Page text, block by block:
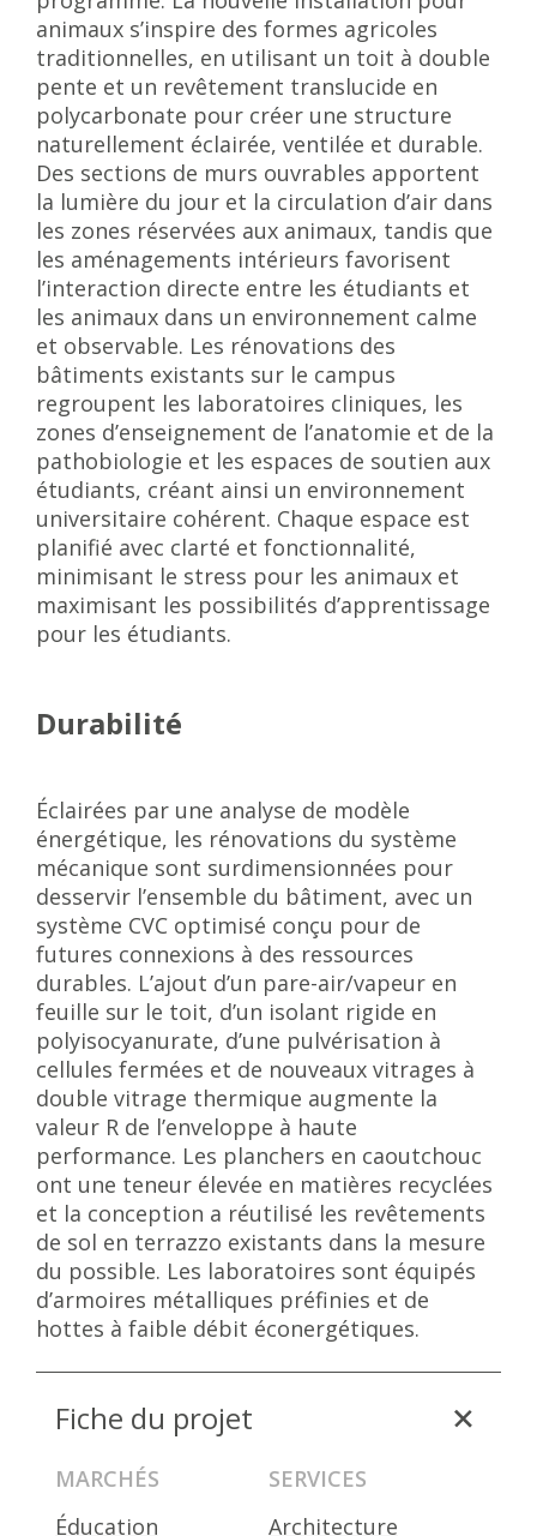
animaux s’inspire des formes agricoles
traditionnelles, en utilisant un toit à double
pente et un revêtement translucide en
polycarbonate pour créer une structure
naturellement éclairée, ventilée et durable.
Des sections de murs ouvrables apportent
la lumière du jour et la circulation d’air dans
les zones réservées aux animaux, tandis que
les aménagements intérieurs favorisent
l’interaction directe entre les étudiants et
les animaux dans un environnement calme
et observable. Les rénovations des
bâtiments existants sur le campus
regroupent les laboratoires cliniques, les
zones d’enseignement de l’anatomie et de la
pathobiologie et les espaces de soutien aux
étudiants, créant ainsi un environnement
universitaire cohérent. Chaque espace est
planifié avec clarté et fonctionnalité,
minimisant le stress pour les animaux et
maximisant les possibilités d’apprentissage
pour les étudiants.
Durabilité
Éclairées par une analyse de modèle
énergétique, les rénovations du système
mécanique sont surdimensionnées pour
desservir l’ensemble du bâtiment, avec un
système CVC optimisé conçu pour de
futures connexions à des ressources
durables. L’ajout d’un pare-air/vapeur en
feuille sur le toit, d’un isolant rigide en
polyisocyanurate, d’une pulvérisation à
cellules fermées et de nouveaux vitrages à
double vitrage thermique augmente la
valeur R de l’enveloppe à haute
performance. Les planchers en caoutchouc
ont une teneur élevée en matières recyclées
et la conception a réutilisé les revêtements
de sol en terrazzo existants dans la mesure
du possible. Les laboratoires sont équipés
d’armoires métalliques préfinies et de
hottes à faible débit éconergétiques.
Fiche du projet
MARCHÉS
Éducation
SERVICES
Architecture